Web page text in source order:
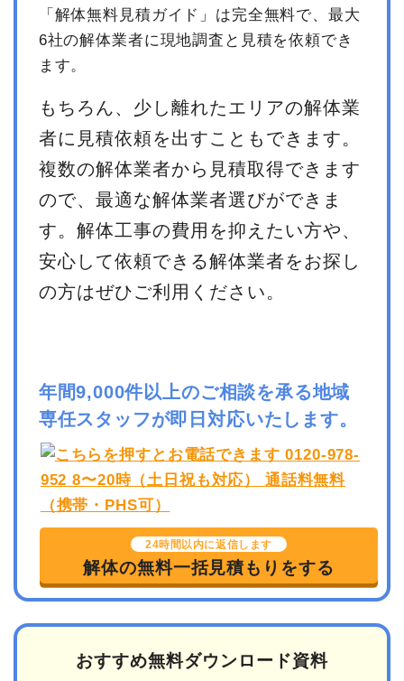
「解体無料見積ガイド」は完全無料で、最大
6社の解体業者に現地調査と見積を依頼でき
ます。
もちろん、少し離れたエリアの解体業
者に見積依頼を出すこともできます。
複数の解体業者から見積取得できます
ので、最適な解体業者選びができま
す。解体工事の費用を抑えたい方や、
安心して依頼できる解体業者をお探し
の方はぜひご利用ください。
年間9,000件以上のご相談を承る地域
専任スタッフが即日対応いたします。
24時間以内に返信します
解体の無料一括見積もりをする
おすすめ無料ダウンロード資料